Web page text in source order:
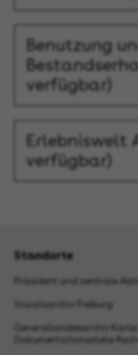
Benutzung
verfügbar)
Erlebniswelt
verfügbar)
Standorte
Präsident und zentrale
Staatsarchiv Freiburg
Generallandesarchiv
Dokumentationsstelle